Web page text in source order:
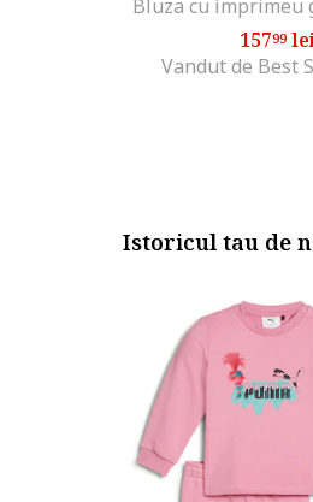
15799
Vandut de Best
Istoricul tau de